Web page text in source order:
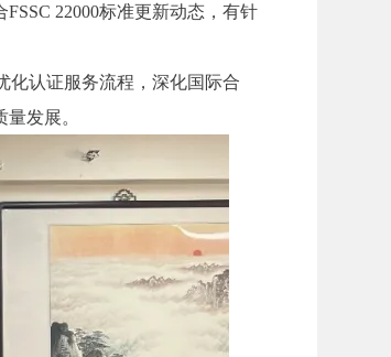
22000标准更新动态，有针
化认证服务流程，深化国际合
发展。